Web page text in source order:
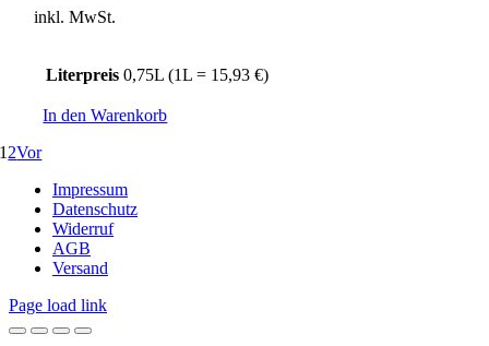
inkl. MwSt.
Literpreis 0,75L (1L = 15,93 €)
In den Warenkorb
1 2Vor
Impressum
Datenschutz
Widerruf
AGB
Versand
Page load link